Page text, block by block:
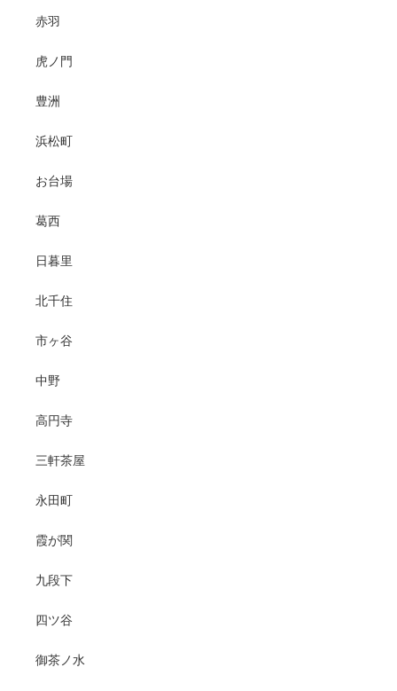
赤羽
虎ノ門
豊洲
浜松町
お台場
葛西
日暮里
北千住
市ヶ谷
中野
高円寺
三軒茶屋
永田町
霞が関
九段下
四ツ谷
御茶ノ水